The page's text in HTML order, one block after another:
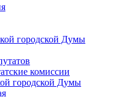
городской Думы
комиссии
городской Думы